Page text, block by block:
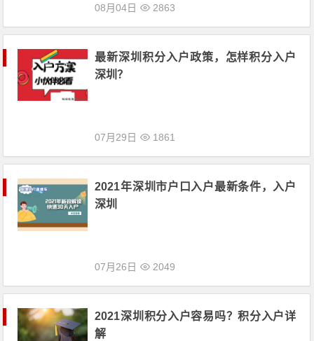
08月04日 2863
最新深圳积分入户政策，怎样积分入户
深圳？
07月29日 1861
2021年深圳市户口入户最新条件，入户
深圳
07月26日 2049
2021深圳积分入户容易吗？积分入户详
解